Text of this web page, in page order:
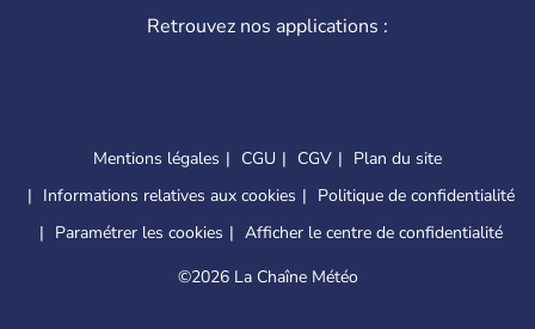
Retrouvez nos applications :
Mentions légales CGU CGV
Plan du site
Informations relatives aux cookies
Politique de confidentialité
Paramétrer les cookies
Afficher le centre de confidentialité
©2026 La Chaîne Météo